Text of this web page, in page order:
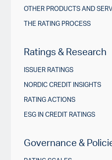
OTHER PRODUCTS AND
THE RATING PROCESS
Ratings & Research
ISSUER RATINGS
NORDIC CREDIT INSIGHTS
RATING ACTIONS
ESG IN CREDIT RATINGS
Governance &